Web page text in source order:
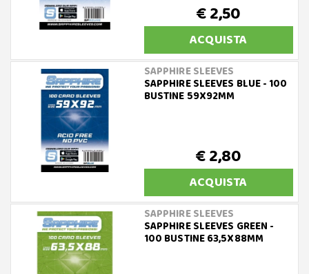
€ 2,50
ACQUISTA
SAPPHIRE SLEEVES
SAPPHIRE SLEEVES BLUE - 100
BUSTINE 59X92MM
€ 2,80
ACQUISTA
SAPPHIRE SLEEVES
SAPPHIRE SLEEVES GREEN -
100 BUSTINE 63,5X88MM